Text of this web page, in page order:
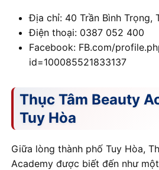
Địa chỉ: 40 Trần Bình Trọng,
Điện thoại: 0387 052 400
Facebook: FB.com/
id=100085521833137
Thục Tâm Beauty
Tuy Hòa
Giữa lòng thành phố Tuy Hòa,
Academy được biết đến như